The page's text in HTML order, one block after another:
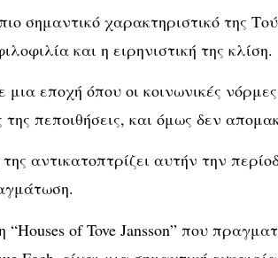
σημαντικό χαρακτηριστικό της
και η ειρηνιστική της κλίση.
μια εποχή όπου οι κοινωνικές
της πεποιθήσεις, και όμως δεν
αντικατοπτρίζει αυτήν την
“Houses of Tove Jansson” που